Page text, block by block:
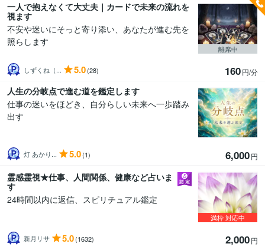
一人で抱えなくて大丈夫｜カードで未来の流れを
視ます
不安や迷いにそっと寄り添い、あなたが進む先を
照らします
しずくね（... 5.0(28) 160円/分
離席中
人生の分岐点で進む道を鑑定します
仕事の迷いをほどき、自分らしい未来へ一歩踏み
出す
灯 あかり... 5.0(1) 6,000円
霊感霊視★仕事、人間関係、健康など占いま
す
24時間以内に返信、スピリチュアル鑑定
新月リサ 5.0(1632) 2,000円
満枠対応中